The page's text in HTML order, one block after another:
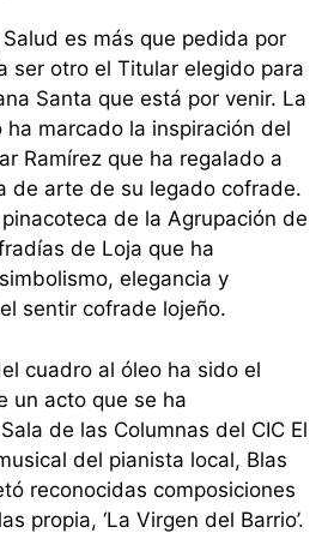
es más que pedida por
ser otro el Titular elegido para
Santa que está por venir. La
marcado la inspiración del
Ramírez que ha regalado a
de arte de su legado cofrade.
de la Agrupación de
de Loja que ha
elegancia y
sentir cofrade lojeño.
cuadro al óleo ha sido el
un acto que se ha
de las Columnas del CIC El
del pianista local, Blas
reconocidas composiciones
propia, ‘La Virgen del Barrio’.